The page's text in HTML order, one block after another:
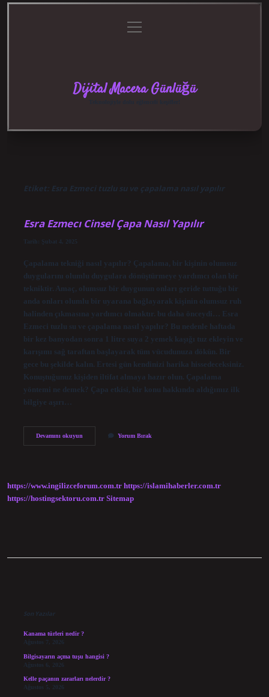
menüyü
aç
Dijital Macera Günlüğü
Etiket: Esra Ezmeci tuzlu su ve çapalama nasıl yapılır
Esra Ezmecı Cinsel Çapa Nasıl Yapılır
Tarih: Şubat 4, 2025
Çapalama tekniği nasıl yapılır? Çapalama, bir kişinin olumsuz
duygularını olumlu duygulara dönüştürmeye yardımcı olan bir
tekniktir. Amaç, olumsuz bir duygunun onları geride tuttuğu bir
anda onları olumlu bir uyarana bağlayarak kişinin olumsuz ruh
halinden çıkmasına yardımcı olmaktır. bu daha önceydi… Esra
Ezmeci tuzlu su ve çapalama nasıl yapılır? Bu nedenle haftada
bir kez banyodan sonra 1 litre suya 2 yemek kaşığı tuz ekleyin ve
karışımı sağ taraftan başlayarak tüm vücudunuza dökün. Bir
gece bu şekilde kalın. Ertesi gün kendinizi harika hissedeceksiniz.
Konuştuğunuz kişiden iltifat almaya hazır olun. Çapalama
yöntemi ne demek? Çapa etkisi, bir konu hakkında aldığımız ilk
bilgiye aşırı…
Devamını okuyunEsra
Yorum Bırak
https://www.ingilizceforum.com.tr https://islamihaberler.com.tr
https://hostingsektoru.com.tr Sitemap
Son Yazılar
Kanama türleri nedir ?
Ağustos 7, 2026
Bilgisayarın açma tuşu hangisi ?
Ağustos 6, 2026
Kelle paçanın zararları nelerdir ?
Ağustos 5, 2026